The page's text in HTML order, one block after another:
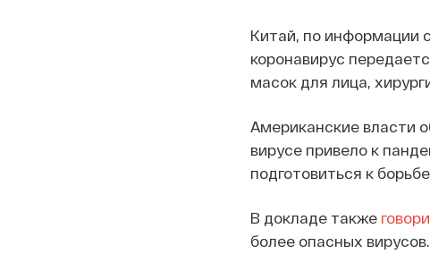
Китай, по информации
коронавирус
масок для лица,
Американские власти
вирусе привело к
подготовиться к
В докладе также
более опасных